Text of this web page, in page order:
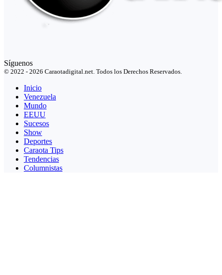
Síguenos
© 2022 - 2026 Caraotadigital.net. Todos los Derechos Reservados.
Inicio
Venezuela
Mundo
EEUU
Sucesos
Show
Deportes
Caraota Tips
Tendencias
Columnistas